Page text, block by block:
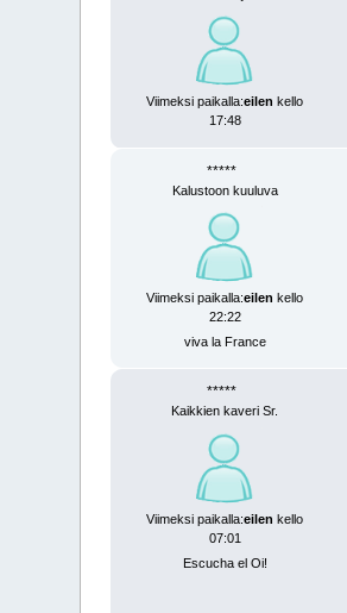
Viimeksi paikalla:eilen kello
17:48
*****
Kalustoon kuuluva
Viimeksi paikalla:eilen kello
22:22
viva la France
*****
Kaikkien kaveri Sr.
Viimeksi paikalla:eilen kello
07:01
Escucha el Oi!